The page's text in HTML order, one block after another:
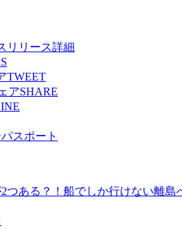
リリース詳細
TWEET
SHARE
つある？！船でしか行けない離島